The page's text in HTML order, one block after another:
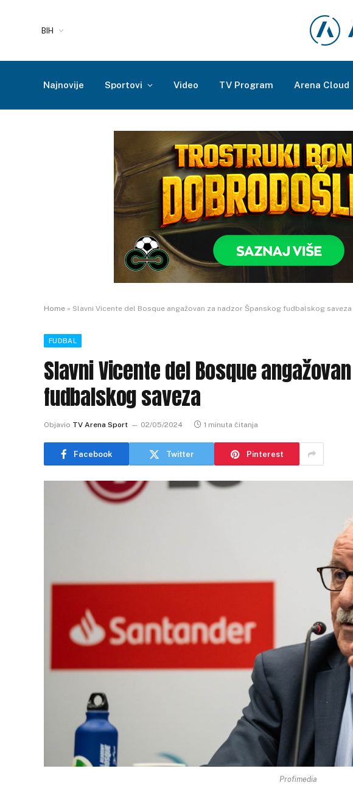
BIH
Najnovije Sportovi Video TV Program Arena Cloud
Home » Slavni Vicente del Bosque angažovan za nadzor Španskog fudbalskog saveza
FUDBAL
Slavni Vicente del Bosque
fudbalskog saveza
Objavio TV Arena Sport 02/05/2024 1 minuta čitanja
Facebook Twitter Pinterest
Profimedia